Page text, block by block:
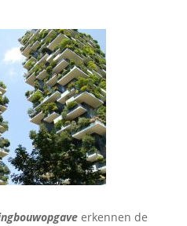
erkennen de